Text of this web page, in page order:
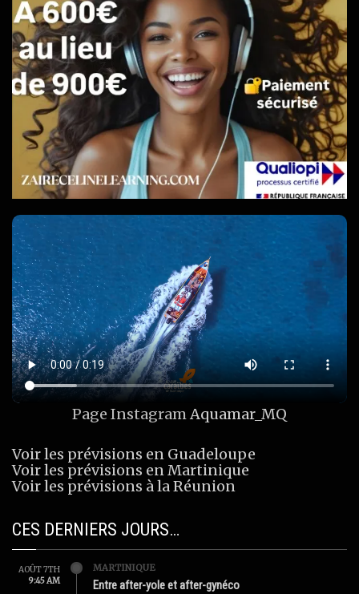
Page InstagramAquamar_MQ
Voir les prévisions en Guadeloupe
Voir les prévisions en Martinique
Voir les prévisions à la Réunion
CES DERNIERS JOURS…
AOÛT 7TH
9:45 AM
MARTINIQUE
Entre after-yole et after-gynéco